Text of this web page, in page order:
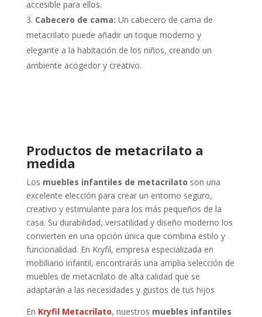
accesible para ellos.
Cabecero de cama: Un cabecero de cama de
metacrilato puede añadir un toque moderno y
elegante a la habitación de los niños, creando un
ambiente acogedor y creativo.
Productos de metacrilato a
medida
Los muebles infantiles de metacrilato son una
excelente elección para crear un entorno seguro,
creativo y estimulante para los más pequeños de la
casa. Su durabilidad, versatilidad y diseño moderno los
convierten en una opción única que combina estilo y
funcionalidad. En Kryfil, empresa especializada en
mobiliario infantil, encontrarás una amplia selección de
muebles de metacrilato de alta calidad que se
adaptarán a las necesidades y gustos de tus hijos
En Kryfil Metacrilato, nuestros muebles infantiles